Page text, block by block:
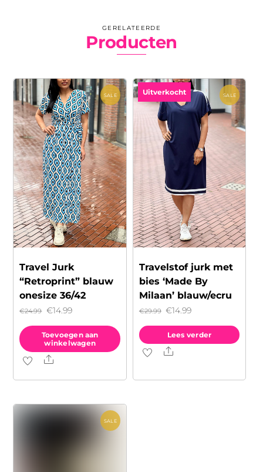
GERELATEERDE
Producten
SALE
Travel Jurk
“Retroprint” blauw
onesize 36/42
€24.99 Oorspronkelijke
prijs
was:
€24.99.
€14.99Huidige
prijs
is:
Toevoegen aan
winkelwagen
Share
SALE
Uitverkocht
Travelstof jurk met
bies ‘Made By
Milaan’ blauw/ecru
€29.99 Oorspronkelijke
prijs
was:
€29.99.
€14.99Huidige
prijs
is:
Lees verder
Share
SALE